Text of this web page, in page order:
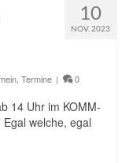
10
NOV. 2023
Termine | 0
14 Uhr im KOMM-
welche, egal